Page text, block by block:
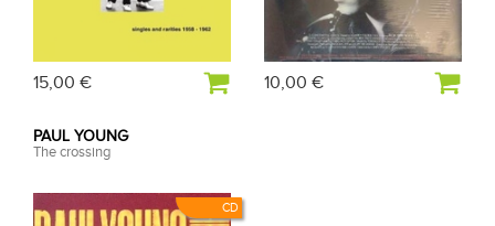
15,00 € 10,00 €
CD
PAUL YOUNG
The crossing